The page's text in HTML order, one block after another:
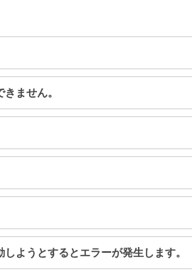
ません。
ようとするとエラーが発生します。